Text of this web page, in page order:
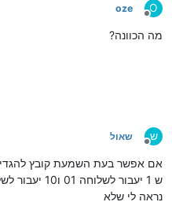
O
מנותק
oze
מה הכוונה?
ש
מנותק
שאול
אם אפשר בעת השמעת קובץ
ש 1 יעבור לשלוחה 01 ו10 יעבור לשלוחה 2
נראה לי שלא